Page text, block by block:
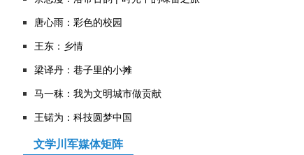
唐心雨：彩色的校园
王东：乡情
​梁译丹：巷子里的小摊
马一秣：我为文明城市做贡献
王锘为：科技圆梦中国
文学川军媒体矩阵